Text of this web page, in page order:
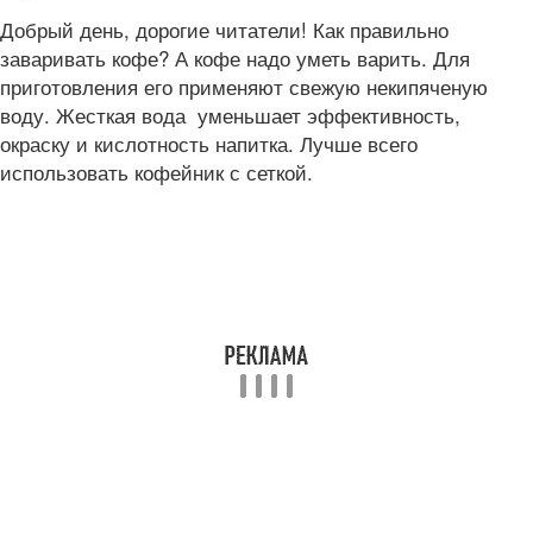
Добрый день, дорогие читатели! Как правильно
заваривать кофе? А кофе надо уметь варить. Для
приготовления его применяют свежую некипяченую
воду. Жесткая вода уменьшает эффективность,
окраску и кислотность напитка. Лучше всего
использовать кофейник с сеткой.